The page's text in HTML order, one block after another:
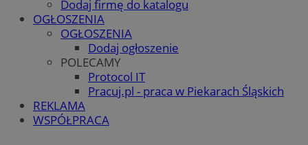
Dodaj firmę do katalogu
OGŁOSZENIA
OGŁOSZENIA
Dodaj ogłoszenie
POLECAMY
Protocol IT
Pracuj.pl - praca w Piekarach Śląskich
REKLAMA
WSPÓŁPRACA